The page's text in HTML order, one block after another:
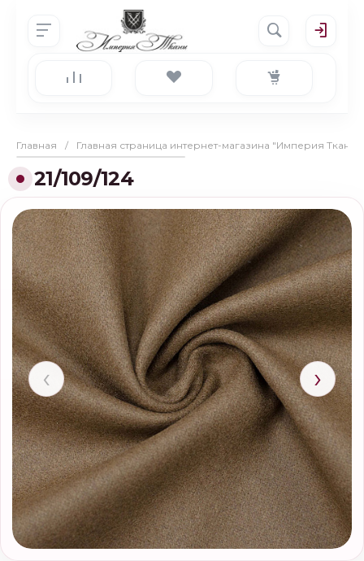
Главная / Главная страница интернет-магазина "Империя Ткани"
21/109/124
‹ ›